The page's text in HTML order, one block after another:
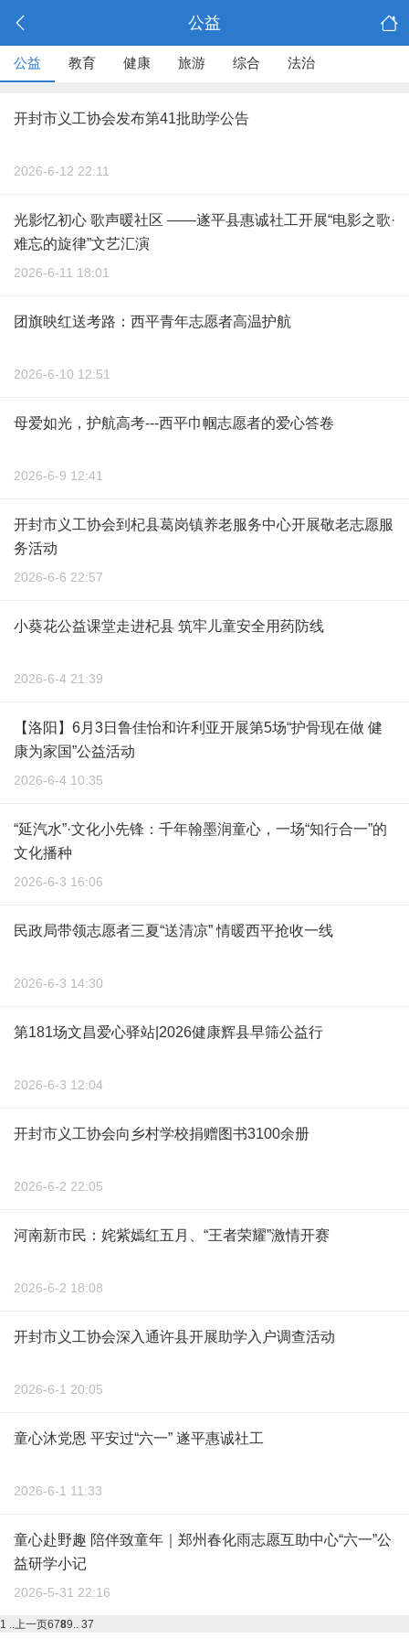
公益
公益 教育 健康 旅游 综合 法治
开封市义工协会发布第41批助学公告
2026-6-12 22:11
光影忆初心 歌声暖社区 ——遂平县惠诚社工开展“电影之歌·
难忘的旋律”文艺汇演
2026-6-11 18:01
团旗映红送考路：西平青年志愿者高温护航
2026-6-10 12:51
母爱如光，护航高考---西平巾帼志愿者的爱心答卷
2026-6-9 12:41
开封市义工协会到杞县葛岗镇养老服务中心开展敬老志愿服
务活动
2026-6-6 22:57
小葵花公益课堂走进杞县 筑牢儿童安全用药防线
2026-6-4 21:39
【洛阳】6月3日鲁佳怡和许利亚开展第5场“护骨现在做 健
康为家国”公益活动
2026-6-4 10:35
“延汽水”·文化小先锋：千年翰墨润童心，一场“知行合一”的
文化播种
2026-6-3 16:06
民政局带领志愿者三夏“送清凉” 情暖西平抢收一线
2026-6-3 14:30
第181场文昌爱心驿站|2026健康辉县早筛公益行
2026-6-3 12:04
开封市义工协会向乡村学校捐赠图书3100余册
2026-6-2 22:05
河南新市民：姹紫嫣红五月、“王者荣耀”激情开赛
2026-6-2 18:08
开封市义工协会深入通许县开展助学入户调查活动
2026-6-1 20:05
童心沐党恩 平安过“六一” 遂平惠诚社工
2026-6-1 11:33
童心赴野趣 陪伴致童年｜郑州春化雨志愿互助中心“六一”公
益研学小记
2026-5-31 22:16
1 ..上一页6789.. 37